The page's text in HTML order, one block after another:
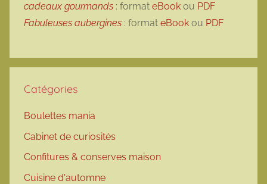
cadeaux gourmands : format eBook ou PDF
Fabuleuses aubergines : format eBook ou PDF
Catégories
Boulettes mania
Cabinet de curiosités
Confitures & conserves maison
Cuisine d'automne